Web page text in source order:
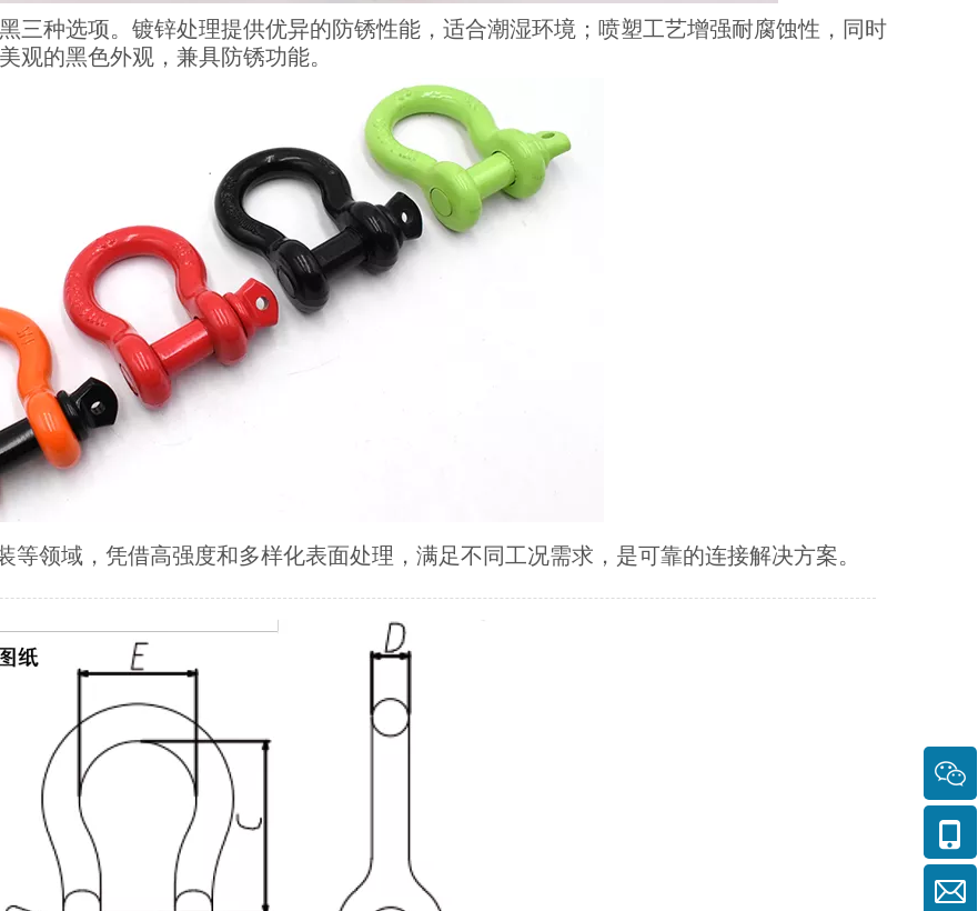
三种选项。镀锌处理提供优异的防锈性能，适合潮湿环境；喷塑工艺增强耐腐蚀性，同时
观的黑色外观，兼具防锈功能。
等领域，凭借高强度和多样化表面处理，满足不同工况需求，是可靠的连接解决方案。